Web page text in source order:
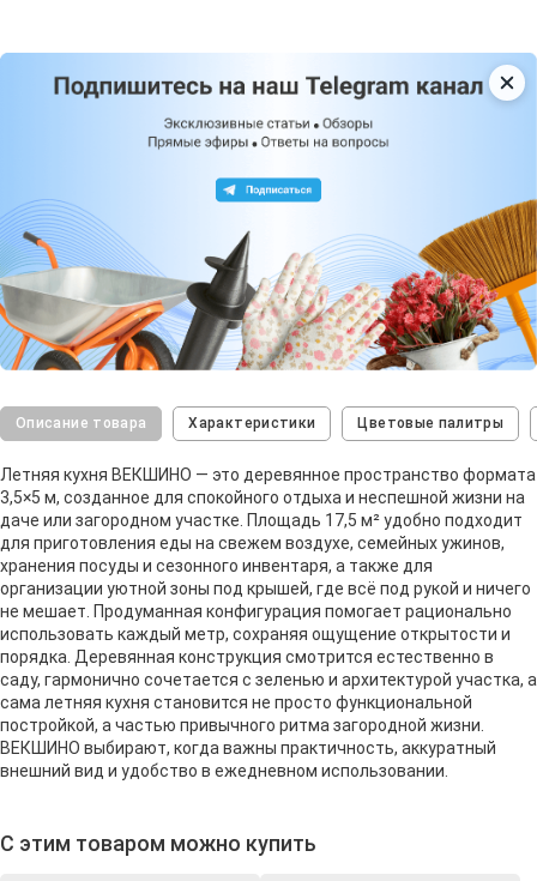
Описание товара Характеристики Цветовые палитры
Летняя кухня ВЕКШИНО — это деревянное пространство формата
3,5×5 м, созданное для спокойного отдыха и неспешной жизни на
даче или загородном участке. Площадь 17,5 м² удобно подходит
для приготовления еды на свежем воздухе, семейных ужинов,
хранения посуды и сезонного инвентаря, а также для
организации уютной зоны под крышей, где всё под рукой и ничего
не мешает. Продуманная конфигурация помогает рационально
использовать каждый метр, сохраняя ощущение открытости и
порядка. Деревянная конструкция смотрится естественно в
саду, гармонично сочетается с зеленью и архитектурой участка, а
сама летняя кухня становится не просто функциональной
постройкой, а частью привычного ритма загородной жизни.
ВЕКШИНО выбирают, когда важны практичность, аккуратный
внешний вид и удобство в ежедневном использовании.
С этим товаром можно купить